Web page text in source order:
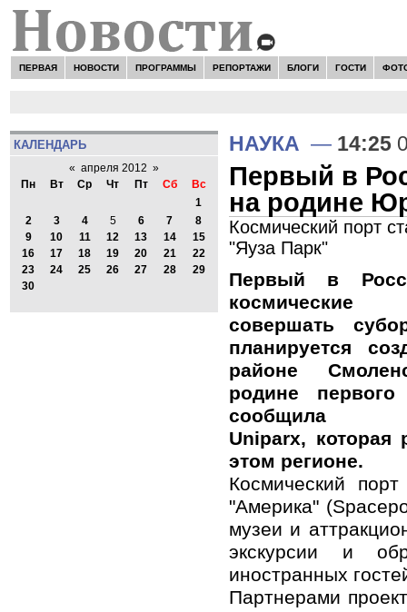
ПЕРВАЯ НОВОСТИ ПРОГРАММЫ РЕПОРТАЖИ БЛОГИ ГОСТИ
КАЛЕНДАРЬ
« апреля 2012 »
Пн
Вт Ср Чт Пт Сб
Вс
1
2
3 4 5 6 7
8
9
10 11 12 13 14
15
16
17 18 19 20 21
22
23
24 25 26 27 28
29
30
НАУКА — 14:25
Первый в
на родине
Космический порт
"Яуза Парк"
Первый в
космические
совершать
планируется
районе
родине
сообщила
Uniparx, которая
этом регионе.
Космический
"Америка"
музеи и
экскурсии и
иностранных
Партнерами